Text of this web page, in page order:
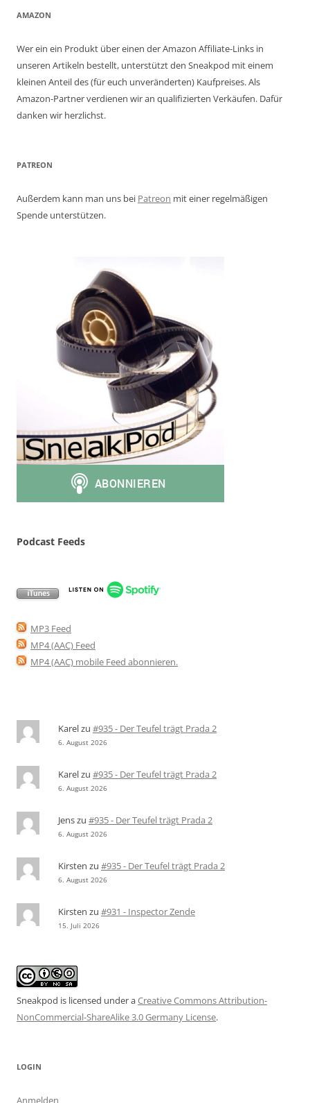
AMAZON
Wer ein ein Produkt über einen der Amazon Affiliate-Links in
unseren Artikeln bestellt, unterstützt den Sneakpod mit einem
kleinen Anteil des (für euch unveränderten) Kaufpreises. Als
Amazon-Partner verdienen wir an qualifizierten Verkäufen. Dafür
danken wir herzlichst.
PATREON
Außerdem kann man uns bei Patreon mit einer regelmäßigen
Spende unterstützen.
Podcast Feeds
MP3 Feed
MP4 (AAC) Feed
MP4 (AAC) mobile Feed abonnieren.
Karelzu #935 - Der Teufel trägt Prada 2
6. August 2026
Karelzu #935 - Der Teufel trägt Prada 2
6. August 2026
Jenszu #935 - Der Teufel trägt Prada 2
6. August 2026
Kirsten zu #935 - Der Teufel trägt Prada 2
6. August 2026
Kirsten zu #931 - Inspector Zende
15. Juli 2026
Sneakpod is licensed under aCreative Commons Attribution-
NonCommercial-ShareAlike 3.0 Germany License.
LOGIN
Anmelden